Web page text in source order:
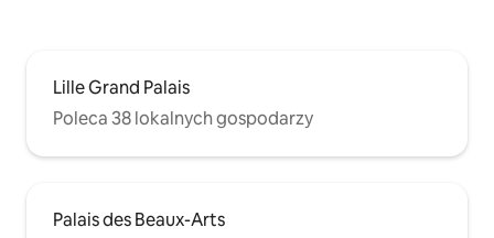
Lille Grand Palais
Poleca 38 lokalnych gospodarzy
Palais des Beaux-Arts